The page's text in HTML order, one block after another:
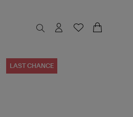
LAST CHANCE